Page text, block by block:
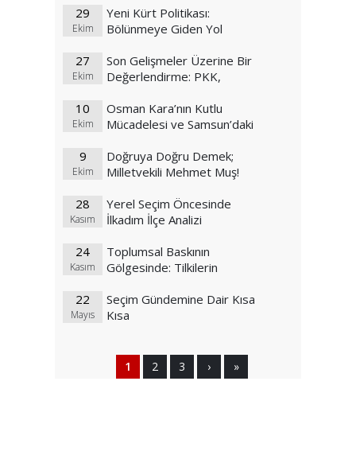
29
Ekim
Yeni Kürt Politikası:
Bölünmeye Giden Yol
27
Ekim
Son Gelişmeler Üzerine Bir
Değerlendirme: PKK,
10
Ekim
Osman Kara’nın Kutlu
Mücadelesi ve Samsun’daki
Bayrak Yakma Olayı
9
Ekim
Doğruya Doğru Demek;
Milletvekili Mehmet Muş!
28
Kasım
Yerel Seçim Öncesinde
İlkadım İlçe Analizi
24
Kasım
Toplumsal Baskının
Gölgesinde: Tilkilerin
22
Mayıs
Seçim Gündemine Dair Kısa
Kısa
1 2 3 › »